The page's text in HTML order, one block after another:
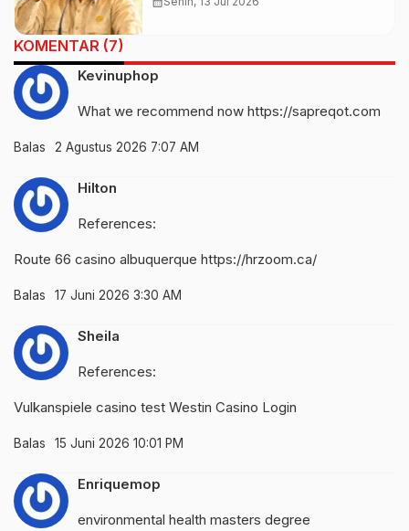
KOMENTAR (7)
Kevinuphop
What we recommend now https://sapreqot.com
Balas 2 Agustus 2026 7:07 AM
Hilton
References:
Route 66 casino albuquerque https://hrzoom.ca/
Balas 17 Juni 2026 3:30 AM
Sheila
References:
Vulkanspiele casino test Westin Casino Login
Balas 15 Juni 2026 10:01 PM
Enriquemop
environmental health masters degree